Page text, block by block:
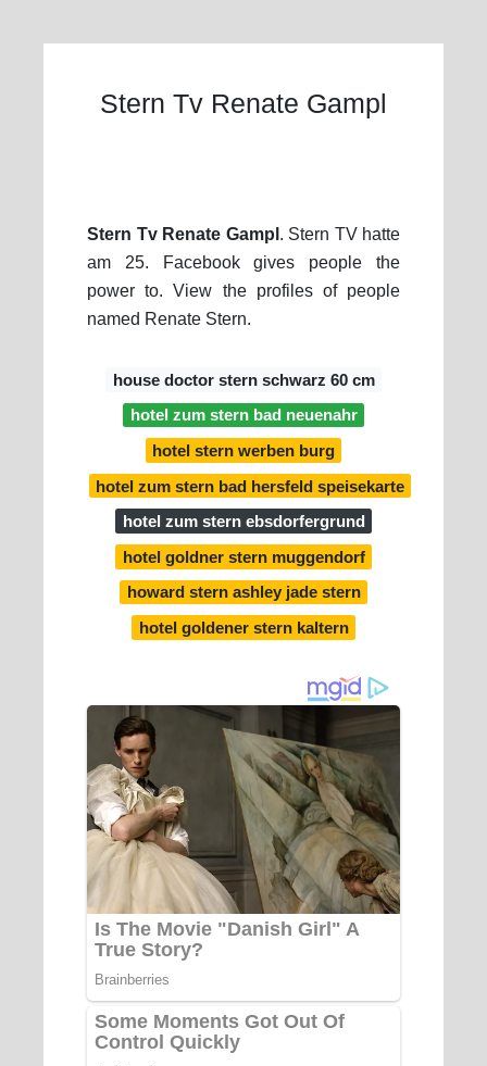
Stern Tv Renate Gampl
Stern Tv Renate Gampl . Stern TV hatte
am 25. Facebook gives people the
power to. View the profiles of people
named Renate Stern.
house doctor stern schwarz 60 cm
hotel zum stern bad neuenahr
hotel stern werben burg
hotel zum stern bad hersfeld speisekarte
hotel zum stern ebsdorfergrund
hotel goldner stern muggendorf
howard stern ashley jade stern
hotel goldener stern kaltern